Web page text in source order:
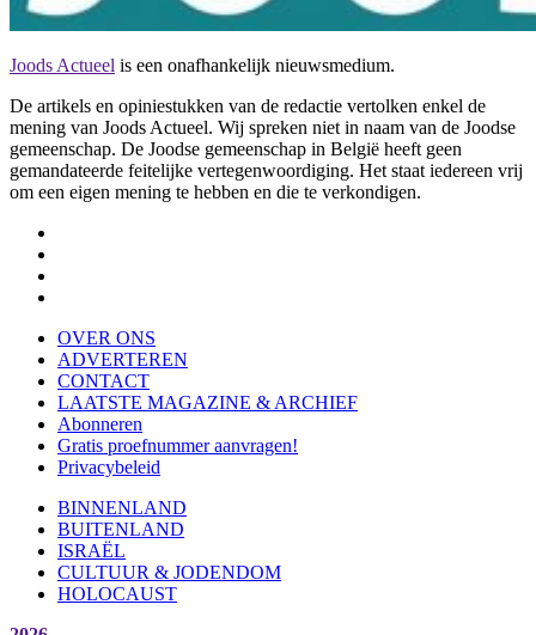
Joods Actueel is een onafhankelijk nieuwsmedium.
De artikels en opiniestukken van de redactie vertolken enkel de
mening van Joods Actueel. Wij spreken niet in naam van de Joodse
gemeenschap. De Joodse gemeenschap in België heeft geen
gemandateerde feitelijke vertegenwoordiging. Het staat iedereen vrij
om een eigen mening te hebben en die te verkondigen.
OVER ONS
ADVERTEREN
CONTACT
LAATSTE MAGAZINE & ARCHIEF
Abonneren
Gratis proefnummer aanvragen!
Privacybeleid
BINNENLAND
BUITENLAND
ISRAËL
CULTUUR & JODENDOM
HOLOCAUST